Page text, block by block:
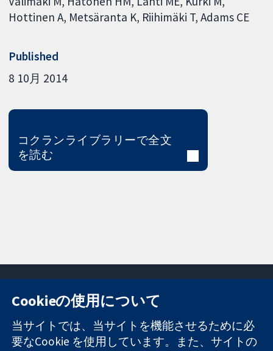
Hottinen A Metsäranta K Riihimäki T Adams CE
Published
8 10月 2014
コクランライブラリーで全文
を読む
信頼できるエビ
11-13 Cavendish
Square
London
お問い合わせ
ニュース
広報
Cookieの使用について
当サイトでは、当サイトを機能させるために必
要なCookie を使用しています。また、サイトの